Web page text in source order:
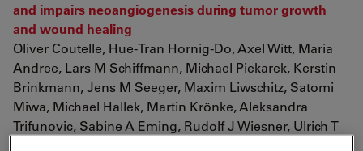
and impairs neoangiogenesis during tumor growth
and wound healing
Oliver Coutelle, Hue-Tran Hornig-Do, Axel Witt, Maria
Andree, Lars M Schiffmann, Michael Piekarek, Kerstin
Brinkmann, Jens M Seeger, Maxim Liwschitz, Satomi
Miwa, Michael Hallek, Martin Krönke, Aleksandra
Trifunovic, Sabine A Eming, Rudolf J Wiesner, Ulrich T